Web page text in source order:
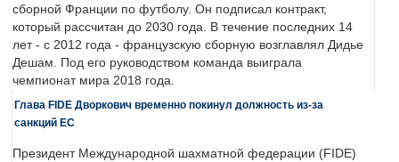
сборной Франции по футболу. Он подписал контракт,
который рассчитан до 2030 года. В течение последних 14
лет - с 2012 года - французскую сборную возглавлял Дидье
Дешам. Под его руководством команда выиграла
чемпионат мира 2018 года.
Глава FIDE Дворкович временно покинул должность из-за
санкций ЕС
Президент Международной шахматной федерации (FIDE)